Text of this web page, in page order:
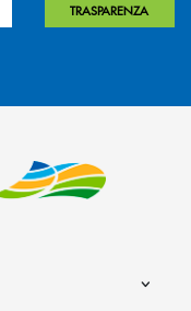
TRASPARENZA